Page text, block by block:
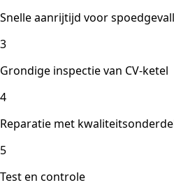
Snelle aanrijtijd voor
3
Grondige inspectie van CV-ketel
4
Reparatie met
5
Test en controle